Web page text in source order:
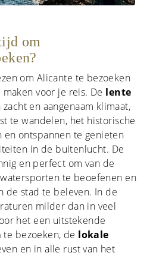
om
om Alicante te bezoeken
voor je reis. De lente
en aangenaam klimaat,
te wandelen, het historische
ontspannen te genieten
in de buitenlucht. De
en perfect om van de
te beoefenen en
de stad te beleven. In de
milder dan in veel
het een uitstekende
te bezoeken, de lokale
en in alle rust van het